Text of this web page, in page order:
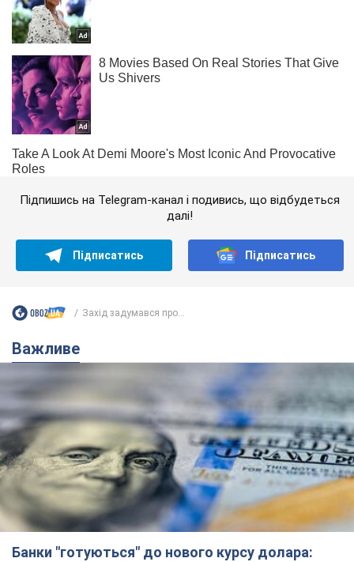
Підпишись на Telegram-канал і подивись, що відбудеться
далі!
Підписатись Підписатись
Захід задумався про...
Важливе
Банки "готуються" до нового курсу долара: